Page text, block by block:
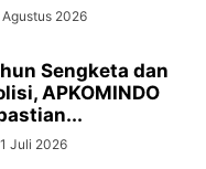
Agustus 2026
Sengketa dan
APKOMINDO
Juli 2026